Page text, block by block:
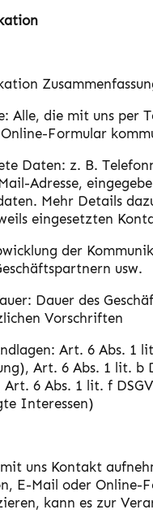
Alle, die mit uns per
Formular
Daten: z. B.
Adresse,
Mehr Details
eingesetzten
der
usw.
Dauer des
Vorschriften
Art. 6 Abs. 1
Art. 6 Abs. 1 lit. b
6 Abs. 1 lit. f
Interessen)
uns Kontakt
E-Mail oder Online-
kann es zur